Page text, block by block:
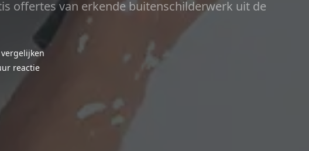
offertes van erkende buitenschilderwerk uit de
reactie